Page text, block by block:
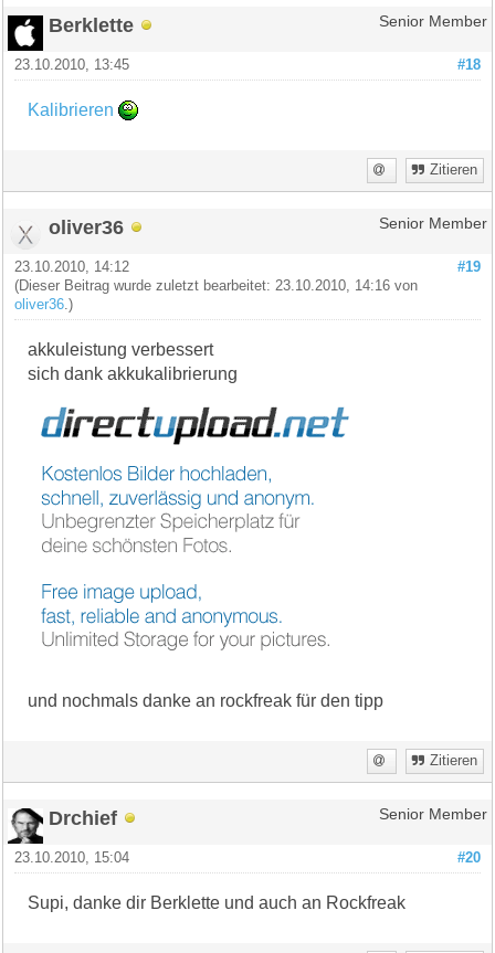
Berklette Senior Member
#18
23.10.2010, 13:45
Kalibrieren
Zitieren
oliver36 Senior Member
#19
23.10.2010, 14:12
(Dieser Beitrag wurde zuletzt bearbeitet: 23.10.2010, 14:16 von
oliver36 .)
akkuleistung verbessert
sich dank akkukalibrierung
und nochmals danke an rockfreak für den tipp
Zitieren
Drchief Senior Member
#20
23.10.2010, 15:04
Supi, danke dir Berklette und auch an Rockfreak